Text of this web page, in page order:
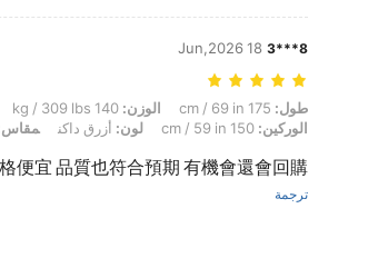
8***3
18 Jun,2026
طول: 175 cm / 69 in, الوزن: 140 kg / 309 lbs, تمثال نصفي: 125 cm / 49 in, الخصر: 155 cm / 61 in, الوركين: 150 cm / 59 in, لون: أزرق داكن, مقاس: 6XL
طول: الوزن:
الوركين:
لون: أزرق داكن
便宜 品質也符合預期 有機會還會回購
ترجمة